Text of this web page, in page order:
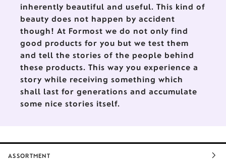
inherently beautiful and useful. This kind of
beauty does not happen by accident
though! At Formost we do not only find
good products for you but we test them
and tell the stories of the people behind
these products. This way you experience a
story while receiving something which
shall last for generations and accumulate
some nice stories itself.
ASSORTMENT